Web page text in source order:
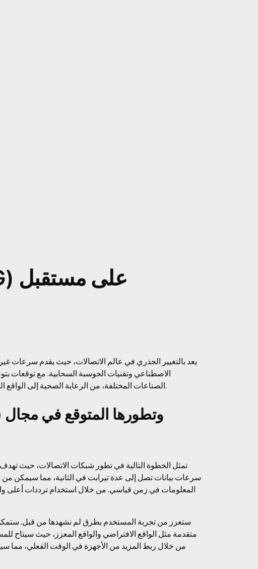
الاصطناعي وتقنيات الحوسبة السحابية. مع توقعات
الصناعات المختلفة، من الرعاية الصحية إلى الواقع المعزز، مما يعزز من تجربة الاتصال ويدعم الابتكارات المستقبلية.
المعلومات في زمن قياسي. من خلال استخدام ترددات أعلى
متقدمة مثل الواقع الافتراضي والواقع المعزز، حيث سيتاح